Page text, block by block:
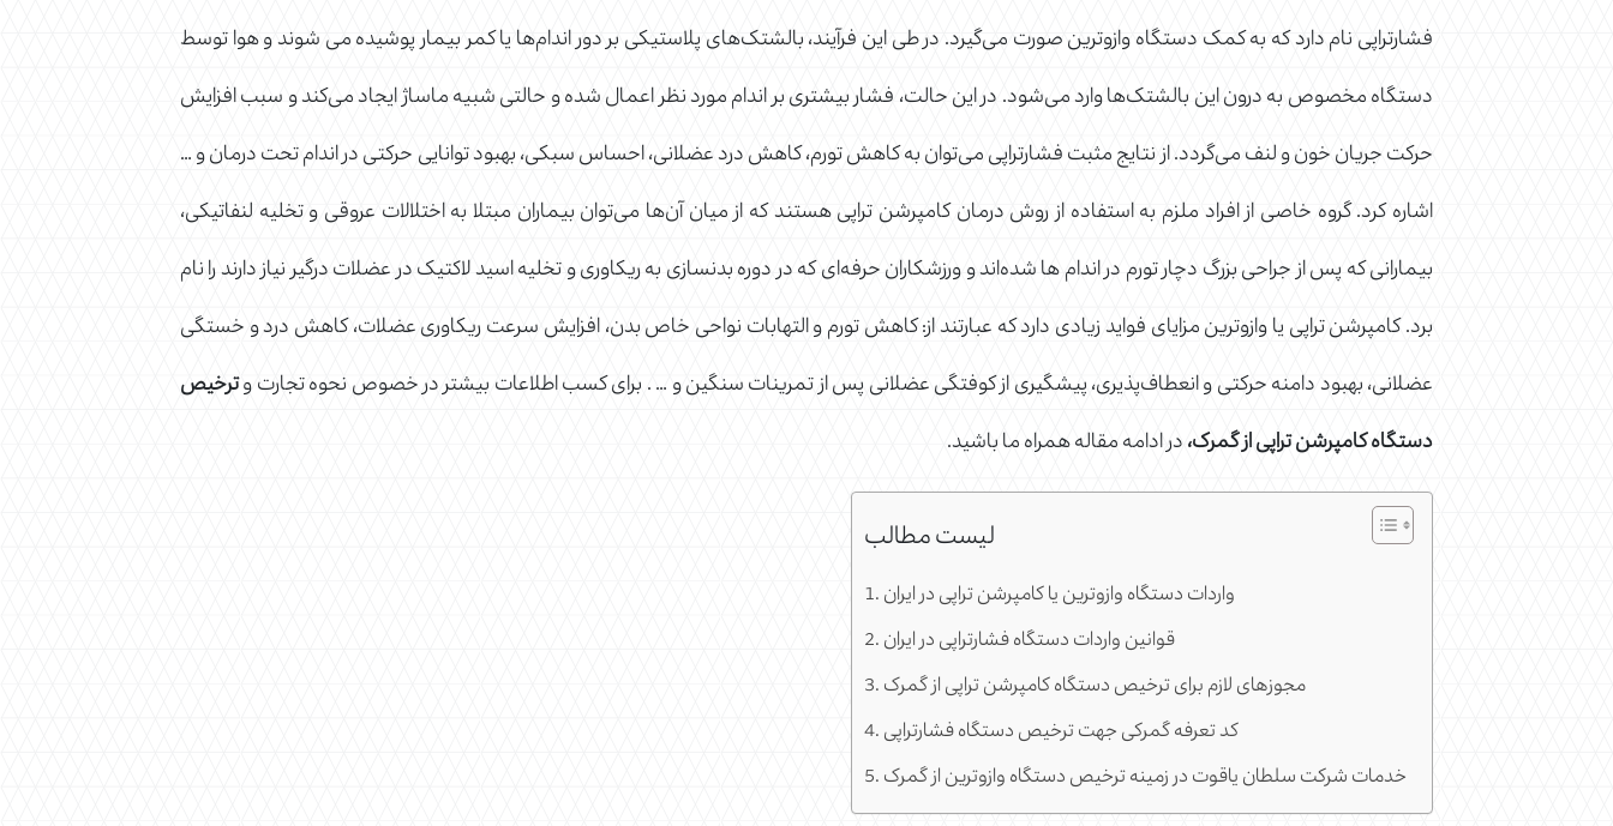
فشارتراپی نام دارد که به کمک دستگاه وازوترین صورت می‌گیرد. در طی این فرآیند، بالشتک‌های پلاستیکی بر دور اندام‌ها یا کمر بیمار پوشیده می شوند و هوا توسط
دستگاه مخصوص به درون این بالشتک‌ها وارد می‌شود. در این حالت، فشار بیشتری بر اندام مورد نظر اعمال شده و حالتی شبیه ماساژ ایجاد می‌کند و سبب افزایش
حرکت جریان خون و لنف می‌گردد. از نتایج مثبت فشارتراپی می‌توان به کاهش تورم، کاهش درد عضلانی، احساس سبکی، بهبود توانایی حرکتی در اندام تحت درمان و …
اشاره کرد. گروه خاصی از افراد ملزم به استفاده از روش درمان کامپرشن تراپی هستند که از میان‌ آن‌ها می‌توان بیماران مبتلا به اختلالات عروقی و تخلیه لنفاتیکی،
بیمارانی که پس از جراحی بزرگ دچار تورم در اندام ها شده‌اند و ورزشکاران حرفه‌ای که در دوره بدنسازی به ریکاوری و تخلیه اسید لاکتیک در عضلات درگیر نیاز دارند را نام
برد. کامپرشن تراپی یا وازوترین مزایای فواید زیادی دارد که عبارتند از: کاهش تورم و التهابات نواحی خاص بدن، افزایش سرعت ریکاوری عضلات، کاهش درد و خستگی
عضلانی، بهبود دامنه حرکتی و انعطاف‌پذیری، پیشگیری از کوفتگی عضلانی پس از تمرینات سنگین و … . برای کسب اطلاعات بیشتر در خصوص نحوه تجارت وترخیص
دستگاه کامپرشن تراپی از گمرک،در ادامه مقاله همراه ما باشید.
لیست مطالب
واردات دستگاه وازوترین یا کامپرشن تراپی در ایران
قوانین واردات دستگاه فشارتراپی در ایران
مجوزهای لازم برای ترخیص دستگاه کامپرشن تراپی از گمرک
کد تعرفه گمرکی جهت ترخیص دستگاه فشارتراپی
خدمات شرکت سلطان یاقوت در زمینه ترخیص دستگاه وازوترین از گمرک